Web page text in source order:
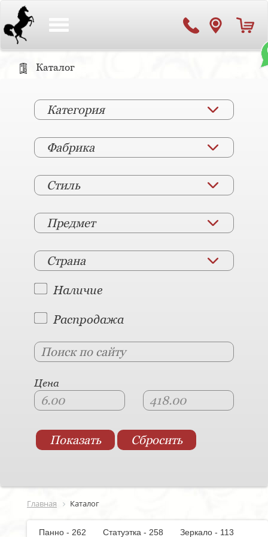
Каталог
Категория
Фабрика
Стиль
Предмет
Страна
Наличие
Распродажа
Цена
Главная Каталог
Панно - 262 Статуэтка - 258
Зеркало - 113